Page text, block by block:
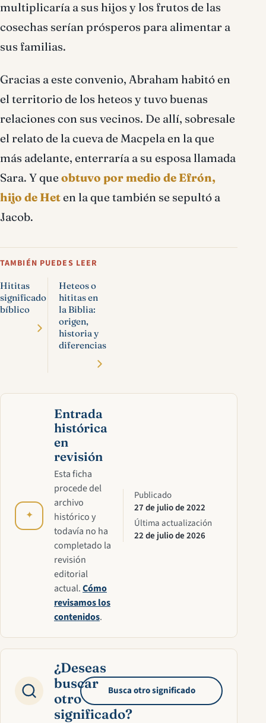
multiplicaría a sus hijos y los frutos de las
cosechas serían prósperos para alimentar a
sus familias.
Gracias a este convenio, Abraham habitó en
el territorio de los heteos y tuvo buenas
relaciones con sus vecinos. De allí, sobresale
el relato de la cueva de Macpela en la que
más adelante, enterraría a su esposa llamada
Sara. Y que obtuvo por medio de Efrón,
hijo de Heten la que también se sepultó a
Jacob.
TAMBIÉN PUEDES LEER
Hititas
significado
bíblico
Heteos o
hititas en
la Biblia:
origen,
historia y
diferencias
✦
Entrada
histórica
en
revisión
Esta ficha
procede del
archivo
histórico y
todavía no ha
completado la
revisión
editorial
actual.Cómo
revisamos los
contenidos.
Publicado
27 de julio de 2022
Última actualización
22 de julio de 2026
¿Deseas
buscar
otro
significado?
Busca otro significado